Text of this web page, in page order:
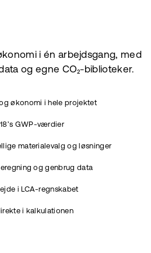
i én arbejdsgang, med
og egne CO₂-biblioteker.
økonomi i hele projektet
GWP-værdier
materialevalg og løsninger
og genbrug data
i LCA-regnskabet
i kalkulationen